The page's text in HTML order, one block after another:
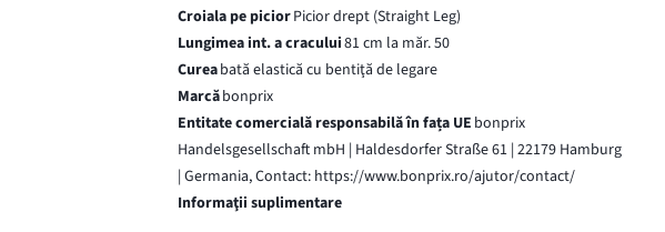
Croiala pe piciorPicior drept (Straight Leg)
Lungimea int. a cracului81 cm la măr. 50
Cureabată elastică cu bentiţă de legare
Marcăbonprix
Entitate comercială responsabilă în fața UE bonprix
Handelsgesellschaft mbH | Haldesdorfer Straße 61 | 22179 Hamburg
| Germania, Contact: https://www.bonprix.ro/ajutor/contact/
Informaţii suplimentare